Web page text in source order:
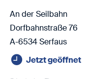
An der Seilbahn
Dorfbahnstraße 76
A-6534 Serfaus
Jetzt geöffnet